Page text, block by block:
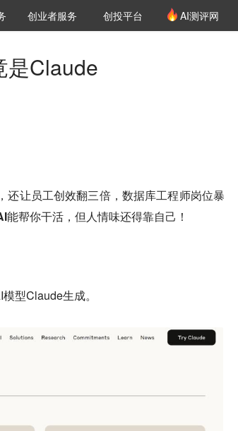
库
介
创投氪堂
创业者服务 创投平台 AI测评网
是Claude
还让员工创效翻三倍，数据库工程师岗位暴
帮你干活，但人情味还得靠自己！
型Claude生成。